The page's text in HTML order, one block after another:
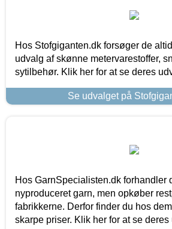
Hos Stofgiganten.dk forsøger de
udvalg af skønne metervarestoffer,
sytilbehør. Klik her for at se deres
Se udvalget på
Hos GarnSpecialisten.dk forhandler
nyproduceret garn, men opkøber
fabrikkerne. Derfor finder du hos
skarpe priser. Klik her for at se deres